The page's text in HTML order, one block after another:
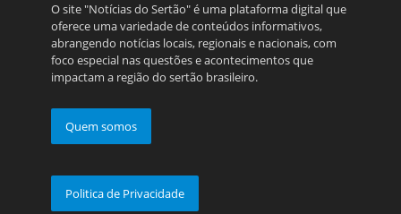
O site "Notícias do Sertão" é uma plataforma digital que
oferece uma variedade de conteúdos informativos,
abrangendo notícias locais, regionais e nacionais, com
foco especial nas questões e acontecimentos que
impactam a região do sertão brasileiro.
Quem somos
Politica de Privacidade